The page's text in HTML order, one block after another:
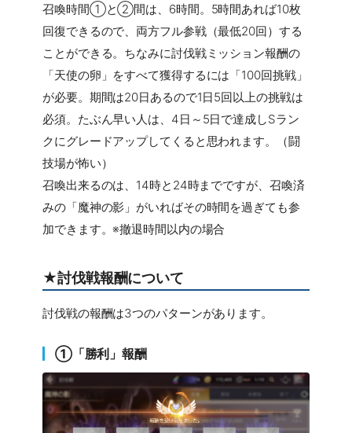
召喚時間①と②間は、6時間。5時間あれば10枚
回復できるので、両方フル参戦（最低20回）する
ことができる。ちなみに討伐戦ミッション報酬の
「天使の卵」をすべて獲得するには「100回挑戦」
が必要。期間は20日あるので1日5回以上の挑戦は
必須。たぶん早い人は、4日～5日で達成しSラン
クにグレードアップしてくると思われます。（闘
技場が怖い）
召喚出来るのは、14時と24時までですが、召喚済
みの「魔神の影」がいればその時間を過ぎても参
加できます。※撤退時間以内の場合
★討伐戦報酬について
討伐戦の報酬は3つのパターンがあります。
①「勝利」報酬